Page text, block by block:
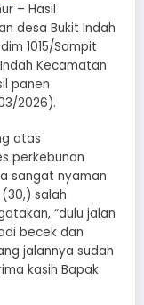
– Hasil
desa Bukit Indah
1015/Sampit
Kecamatan
panen
2026).
atas
perkebunan
sangat nyaman
salah
“dulu jalan
becek dan
jalannya sudah
kasih Bapak